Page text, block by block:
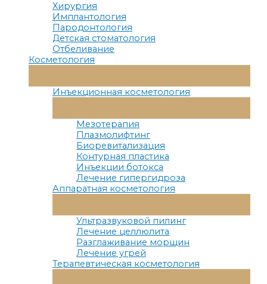
Хирургия
Имплантология
Пародонтология
Детская стоматология
Отбеливание
Косметология
Меню
Инъекционная косметология
Меню
Мезотерапия
Плазмолифтинг
Биоревитализация
Контурная пластика
Инъекции ботокса
Лечение гипергидроза
Аппаратная косметология
Меню
Ультразвуковой пилинг
Лечение целлюлита
Разглаживание морщин
Лечение угрей
Терапевтическая косметология